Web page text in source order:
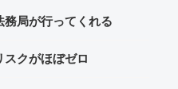
局が行ってくれる
クがほぼゼロ